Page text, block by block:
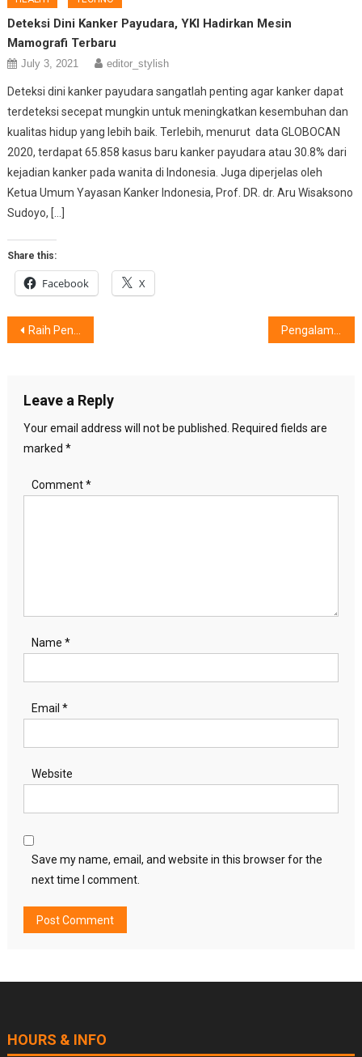
Deteksi Dini Kanker Payudara, YKI Hadirkan Mesin
Mamografi Terbaru
July 3, 2021 editor_stylish
Deteksi dini kanker payudara sangatlah penting agar kanker dapat
terdeteksi secepat mungkin untuk meningkatkan kesembuhan dan
kualitas hidup yang lebih baik. Terlebih, menurut data GLOBOCAN
2020, terdapat 65.858 kasus baru kanker payudara atau 30.8% dari
kejadian kanker pada wanita di Indonesia. Juga diperjelas oleh
Ketua Umum Yayasan Kanker Indonesia, Prof. DR. dr. Aru Wisaksono
Sudoyo, […]
Share this:
Facebook X
Post
Raih Penghargaam IIMS 2025,7.000 Pengunjung Hadiri Booth Polytron
Leave a Reply
Your email address will not be published.
Required fields are
marked *
Comment*
Name *
Email *
Website
Save my name, email, and website in this browser for the
next time I comment.
HOURS & INFO